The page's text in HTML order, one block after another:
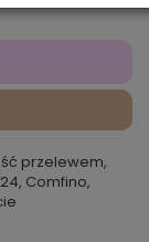
przelewem,
Comfino,